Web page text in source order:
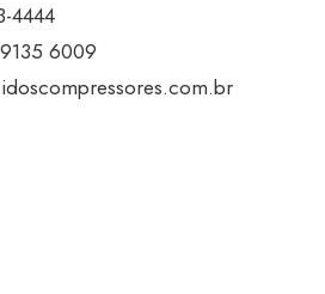
4444
6009